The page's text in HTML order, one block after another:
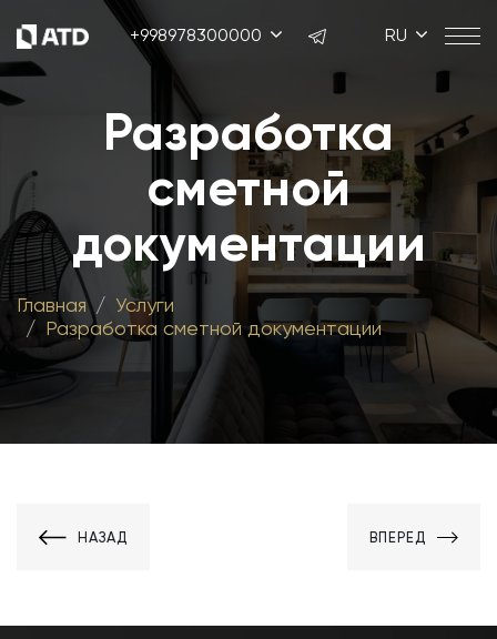
+998978300000 RU
Разработка
сметной
документации
Главная
Услуги
Разработка сметной документации
НАЗАД ВПЕРЕД